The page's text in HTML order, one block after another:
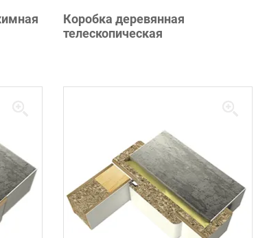
Коробка деревянная
телескопическая